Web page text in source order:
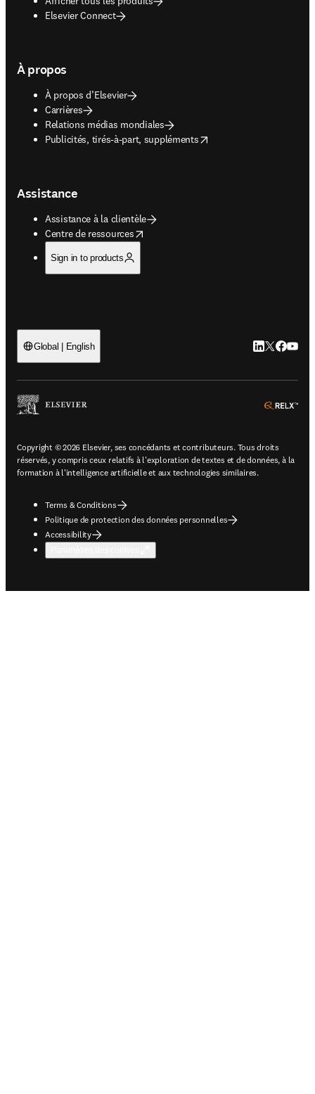
Elsevier Connect
À propos
À propos d’Elsevier
Carrières
Relations médias mondiales
Publicités, tirés-à-part, suppléments
opens in new tab/window
Assistance
Assistance à la clientèle
Centre de ressources
opens in new tab/window
Sign in to products
Global | English LinkedIn
Twitter
Copyright © 2026 Elsevier, ses concédants et contributeurs. Tous droits
réservés, y compris ceux relatifs à l'exploration de textes et de données, à la
formation à l'intelligence artificielle et aux technologies similaires.
Terms & Conditions
Politique de protection des données personnelles
Accessibility